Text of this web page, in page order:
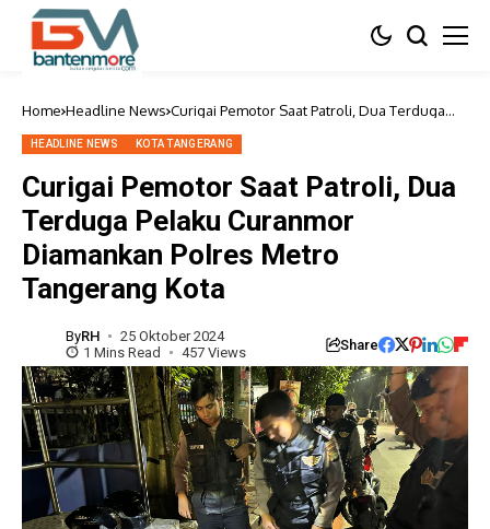
Home Headline News Curigai Pemotor Saat Patroli, Dua Terduga
Tangerang Kota
HEADLINE NEWS KOTA TANGERANG
Curigai Pemotor Saat Patroli, Dua
Terduga Pelaku Curanmor
Diamankan Polres Metro
Tangerang Kota
ByRH
25 Oktober 2024
1 Mins Read
457 Views Share